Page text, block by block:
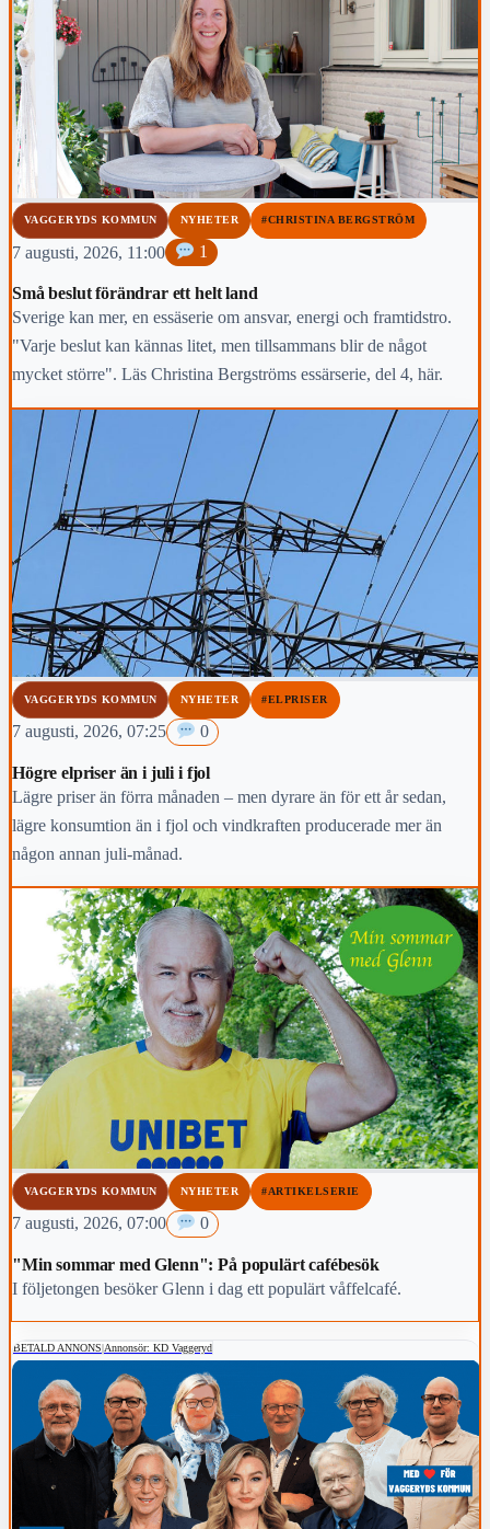
VAGGERYDS KOMMUN NYHETER #CHRISTINA BERGSTRÖM
7 augusti, 2026, 11:00 1
Små beslut förändrar ett helt land
Sverige kan mer, en essäserie om ansvar, energi och framtidstro.
"Varje beslut kan kännas litet, men tillsammans blir de något
mycket större". Läs Christina Bergströms essärserie, del 4, här.
VAGGERYDS KOMMUN NYHETER #ELPRISER
7 augusti, 2026, 07:25 0
Högre elpriser än i juli i fjol
Lägre priser än förra månaden – men dyrare än för ett år sedan,
lägre konsumtion än i fjol och vindkraften producerade mer än
någon annan juli-månad.
VAGGERYDS KOMMUN NYHETER #ARTIKELSERIE
7 augusti, 2026, 07:00 0
"Min sommar med Glenn": På populärt cafébesök
I följetongen besöker Glenn i dag ett populärt våffelcafé.
BETALD ANNONS|Annonsör: KD Vaggeryd